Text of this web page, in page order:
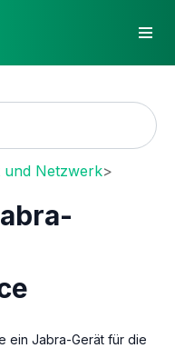
und Netzwerk>
ein Jabra-Gerät für die